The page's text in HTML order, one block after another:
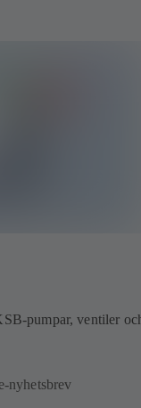
pumpar, ventiler
nyhetsbrev